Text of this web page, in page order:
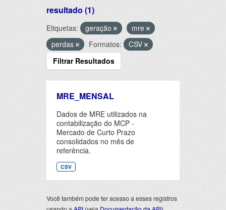
resultado (1)
Etiquetas: geração
mre
perdas
Formatos:
CSV
Filtrar Resultados
MRE_MENSAL
Dados de MRE utilizados na
contabilização do MCP -
Mercado de Curto Prazo
consolidados no mês de
referência.
CSV
Você também pode ter acesso a esses registros